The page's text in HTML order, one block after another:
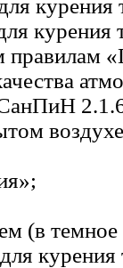
курения
курения
правилам
(в темное
курения